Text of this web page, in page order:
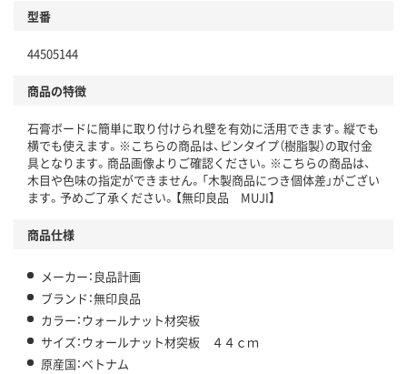
型番
44505144
商品の特徴
石膏ボードに簡単に取り付けられ壁を有効に活用できます。縦でも
横でも使えます。※こちらの商品は、ピンタイプ（樹脂製）の取付金
具となります。商品画像よりご確認ください。※こちらの商品は、
木目や色味の指定ができません。「木製商品につき個体差」がござい
ます。予めご了承ください。【無印良品 MUJI】
商品仕様
メーカー：良品計画
ブランド：無印良品
カラー：ウォールナット材突板
サイズ：ウォールナット材突板 ４４ｃｍ
原産国：ベトナム